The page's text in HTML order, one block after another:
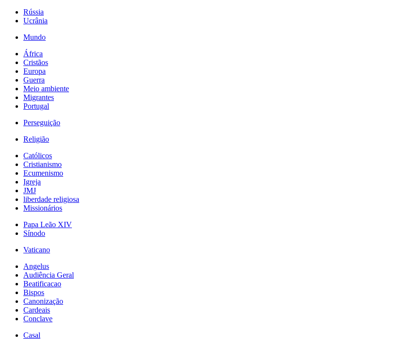
Rússia
Ucrânia
Mundo
África
Cristãos
Europa
Guerra
Meio ambiente
Migrantes
Portugal
Perseguição
Religião
Católicos
Cristianismo
Ecumenismo
Igreja
JMJ
liberdade religiosa
Missionários
Papa Leão XIV
Sínodo
Vaticano
Angelus
Audiência Geral
Beatificacao
Bispos
Canonização
Cardeais
Conclave
Casal